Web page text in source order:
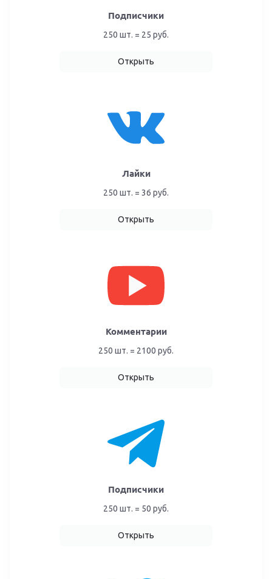
Подписчики
250 шт. = 25 руб.
Открыть
Лайки
250 шт. = 36 руб.
Открыть
Комментарии
250 шт. = 2100 руб.
Открыть
Подписчики
250 шт. = 50 руб.
Открыть